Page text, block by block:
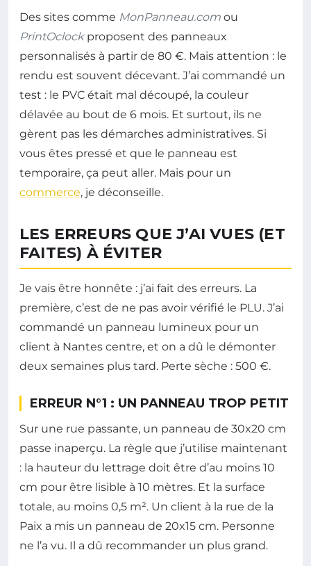
Des sites comme MonPanneau.com ou
PrintOclockproposent des panneaux
personnalisés à partir de 80 €. Mais attention : le
rendu est souvent décevant. J’ai commandé un
test : le PVC était mal découpé, la couleur
délavée au bout de 6 mois. Et surtout, ils ne
gèrent pas les démarches administratives. Si
vous êtes pressé et que le panneau est
temporaire, ça peut aller. Mais pour un
commerce, je déconseille.
LES ERREURS QUE J’AI VUES (ET
FAITES) À ÉVITER
Je vais être honnête : j’ai fait des erreurs. La
première, c’est de ne pas avoir vérifié le PLU. J’ai
commandé un panneau lumineux pour un
client à Nantes centre, et on a dû le démonter
deux semaines plus tard. Perte sèche : 500 €.
ERREUR N°1 : UN PANNEAU TROP PETIT
Sur une rue passante, un panneau de 30x20 cm
passe inaperçu. La règle que j’utilise maintenant
: la hauteur du lettrage doit être d’au moins 10
cm pour être lisible à 10 mètres. Et la surface
totale, au moins 0,5 m². Un client à la rue de la
Paix a mis un panneau de 20x15 cm. Personne
ne l’a vu. Il a dû recommander un plus grand.